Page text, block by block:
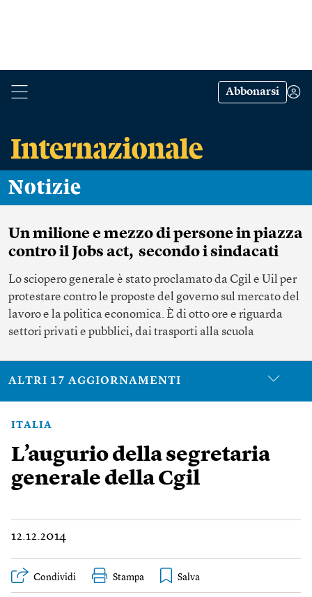
Abbonarsi
Notizie
Un milione e mezzo di persone in piazza
contro il Jobs act, secondo i sindacati
Lo sciopero generale è stato proclamato da Cgil e Uil per
protestare contro le proposte del governo sul mercato del
lavoro e la politica economica. È di otto ore e riguarda
settori privati e pubblici, dai trasporti alla scuola
ALTRI 17 AGGIORNAMENTI
ITALIA
L’augurio della segretaria
generale della Cgil
12.12.2014
Condividi Stampa